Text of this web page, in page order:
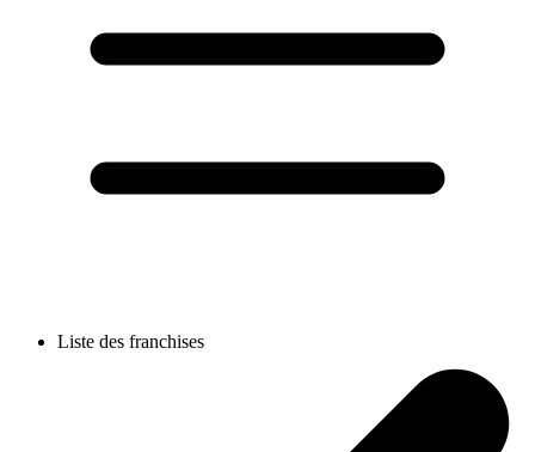
Liste des franchises